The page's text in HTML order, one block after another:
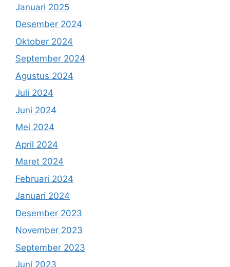
Januari 2025
Desember 2024
Oktober 2024
September 2024
Agustus 2024
Juli 2024
Juni 2024
Mei 2024
April 2024
Maret 2024
Februari 2024
Januari 2024
Desember 2023
November 2023
September 2023
Juni 2023